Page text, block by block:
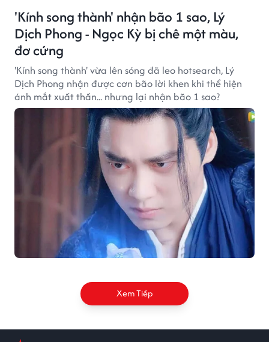
'Kính song thành' nhận bão 1 sao, Lý
Dịch Phong - Ngọc Kỳ bị chê một màu,
đơ cứng
'Kính song thành' vừa lên sóng đã leo hotsearch, Lý
Dịch Phong nhận được cơn bão lời khen khi thể hiện
ánh mắt xuất thần... nhưng lại nhận bão 1 sao?
Xem Tiếp